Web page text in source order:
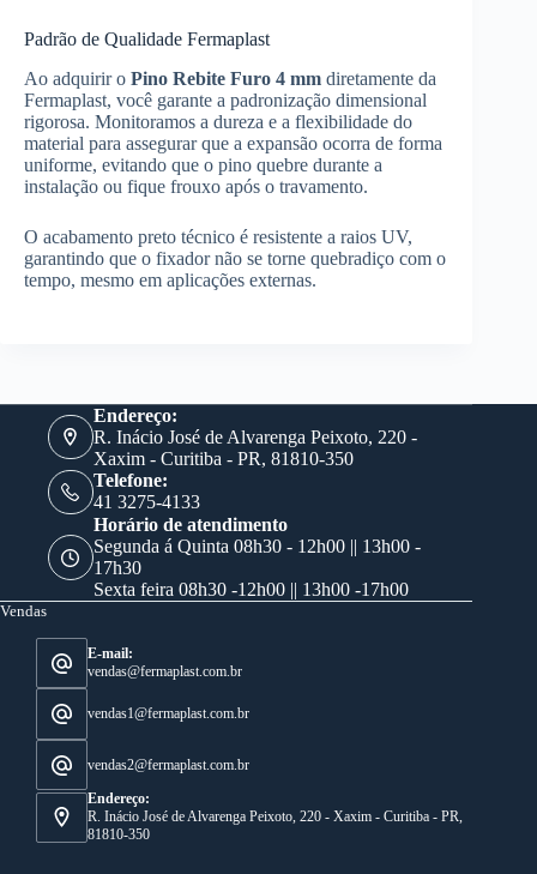
Padrão de Qualidade Fermaplast
Ao adquirir o Pino Rebite Furo 4 mm diretamente da
Fermaplast, você garante a padronização dimensional
rigorosa. Monitoramos a dureza e a flexibilidade do
material para assegurar que a expansão ocorra de forma
uniforme, evitando que o pino quebre durante a
instalação ou fique frouxo após o travamento.
O acabamento preto técnico é resistente a raios UV,
garantindo que o fixador não se torne quebradiço com o
tempo, mesmo em aplicações externas.
Endereço:
R. Inácio José de Alvarenga Peixoto, 220 -
Xaxim - Curitiba - PR, 81810-350
Telefone:
41 3275-4133
Horário de atendimento
Segunda á Quinta 08h30 - 12h00 || 13h00 -
17h30
Sexta feira 08h30 -12h00 || 13h00 -17h00
Vendas
E-mail:
vendas@fermaplast.com.br
vendas1@fermaplast.com.br
vendas2@fermaplast.com.br
Endereço:
R. Inácio José de Alvarenga Peixoto, 220 - Xaxim - Curitiba - PR,
81810-350